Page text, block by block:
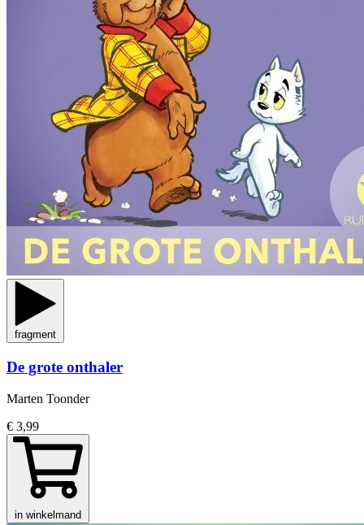
fragment
De grote onthaler
Marten Toonder
€ 3,99
in winkelmand